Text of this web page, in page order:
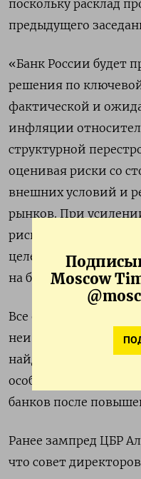
Moscow
поскольку расклад
предыдущего
«Банк России будет
решения по
фактической и
инфляции
структурной
оценивая риски со
внешних условий и
рынков. При
рисков Банк России
целесообразность
на ближайших
Все опрошенные
неизменности
найдет поводов для
особенно на фоне
банков после
Ранее зампред ЦБР
что совет